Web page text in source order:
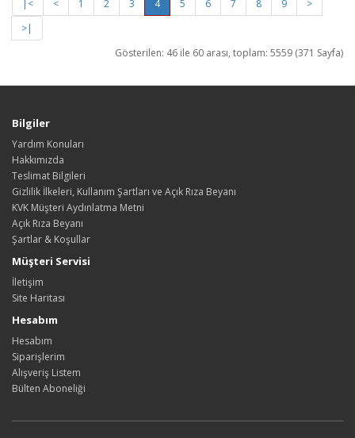
|< < 1 2 3 4 5 6 7 8 9
>
>|
Gösterilen: 46 ile 60 arası, toplam: 5559 (371 Sayfa)
Bilgiler
Yardım Konuları
Hakkımızda
Teslimat Bilgileri
Gizlilik İlkeleri, Kullanım Şartları ve Açık Rıza Beyanı
KVK Müşteri Aydınlatma Metni
Açık Rıza Beyanı
Şartlar & Koşullar
Müşteri Servisi
İletişim
Site Haritası
Hesabım
Hesabım
Siparişlerim
Alışveriş Listem
Bülten Aboneliği